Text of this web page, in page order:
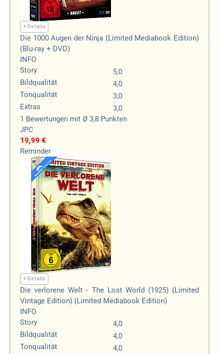
+ Details
Die 1000 Augen der Ninja (Limited Mediabook Edition)
(Blu-ray + DVD)
INFO
Story
5,0
Bildqualität
4,0
Tonqualität
3,0
Extras
3,0
1 Bewertungen mit Ø 3,8 Punkten
JPC
19,99 €
Reminder
+ Details
Die verlorene Welt - The Lost World (1925) (Limited
Vintage Edition) (Limited Mediabook Edition)
INFO
Story
4,0
Bildqualität
4,0
Tonqualität
4,0